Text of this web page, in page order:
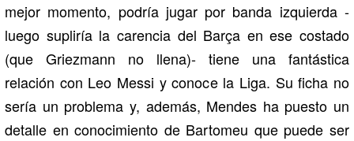
mejor momento, podría jugar por banda izquierda -
luego supliría la carencia del Barça en ese costado
(que Griezmann no llena)- tiene una fantástica
relación con Leo Messi y conoce la Liga. Su ficha no
sería un problema y, además, Mendes ha puesto un
detalle en conocimiento de Bartomeu que puede ser